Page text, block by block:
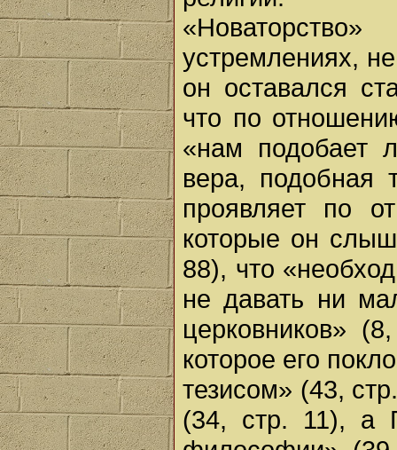
устремлениях,
он оставался
что по
«нам подобает
вера, подобная
проявляет по
которые он
88), что
не давать ни
церковников»
которое его
тезисом» (43,
(34, стр. 11), а